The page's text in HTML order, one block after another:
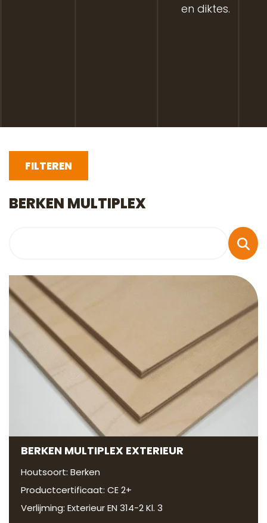
en diktes.
FILTEREN
BERKEN MULTIPLEX
BERKEN MULTIPLEX EXTERIEUR
Houtsoort: Berken
Productcertificaat: CE 2+
Verlijming: Exterieur EN 314-2 Kl. 3